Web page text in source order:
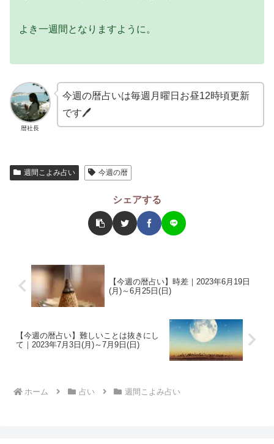
よき一週間となりますように。
暦社長
今週の暦占いは毎週月曜日お昼12時頃更新
です🖊
週間こよみ占い 今週の暦
シェアする
【今週の暦占い】時差｜2023年6月19日
(月)～6月25日(日)
【今週の暦占い】難しいことは抜きにし
て｜2023年7月3日(月)～7月9日(日)
ホーム 占い 週間こよみ占い